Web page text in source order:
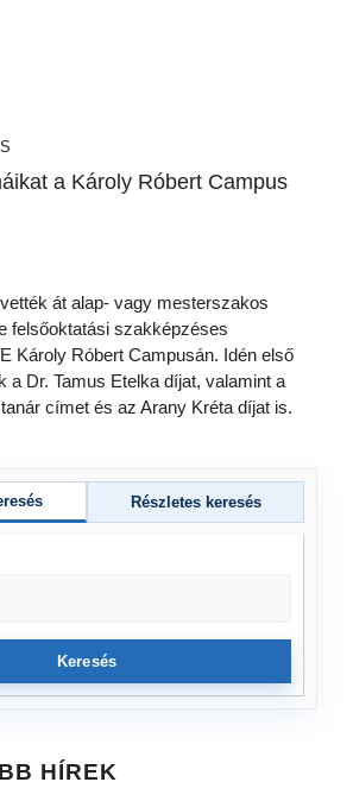
a Károly Róbert Campus
át alap- vagy mesterszakos
felsőoktatási szakképzéses
Károly Róbert Campusán. Idén első
a Dr. Tamus Etelka díjat, valamint a
címet és az Arany Kréta díjat is.
Részletes keresés
Keresés
HÍREK